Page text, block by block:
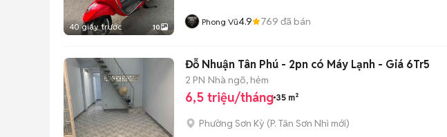
40 giây trước 10 Phong Vũ4.9 769 đã bán
Đỗ Nhuận Tân Phú - 2pn có Máy Lạnh - Giá 6Tr5
2 PN Nhà ngõ, hẻm
6,5 triệu/tháng 35 m²
Phường Sơn Kỳ (P. Tân Sơn Nhì mới)